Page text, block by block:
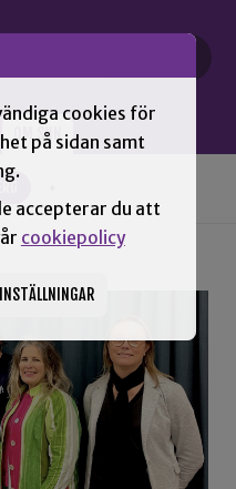
cookies för
på sidan samt
accepterar du att
cookiepolicy
INSTÄLLNINGAR
OM SNN